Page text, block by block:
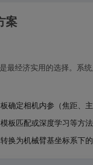
案
最经济实用的选择。系
确定相机内参（焦距、
板匹配或深度学习等方
换为机械臂基坐标系下